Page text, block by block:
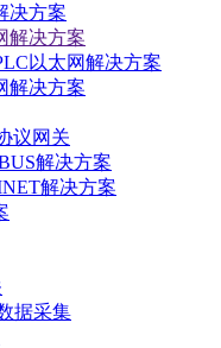
决方案
解决方案
以太网解决方案
解决方案
议网关
解决方案
解决方案
据采集